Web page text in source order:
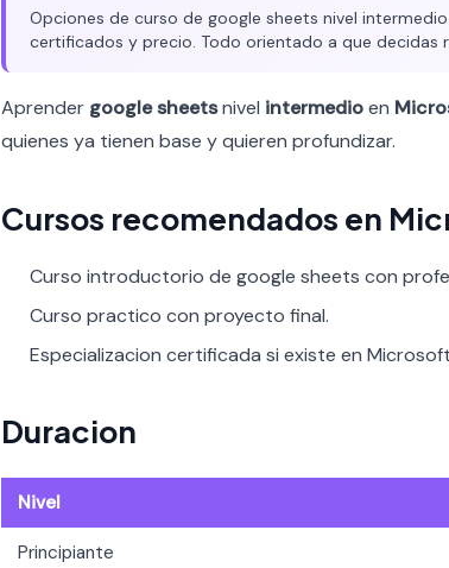
Opciones de curso de google sheets nivel
certificados y precio. Todo orientado a que decidas
Aprender google sheetsnivel intermedioen
quienes ya tienen base y quieren profundizar.
Cursos recomendados en
Curso introductorio de google sheets con
Curso practico con proyecto final.
Especializacion certificada si existe en
Duracion
Nivel
Principiante